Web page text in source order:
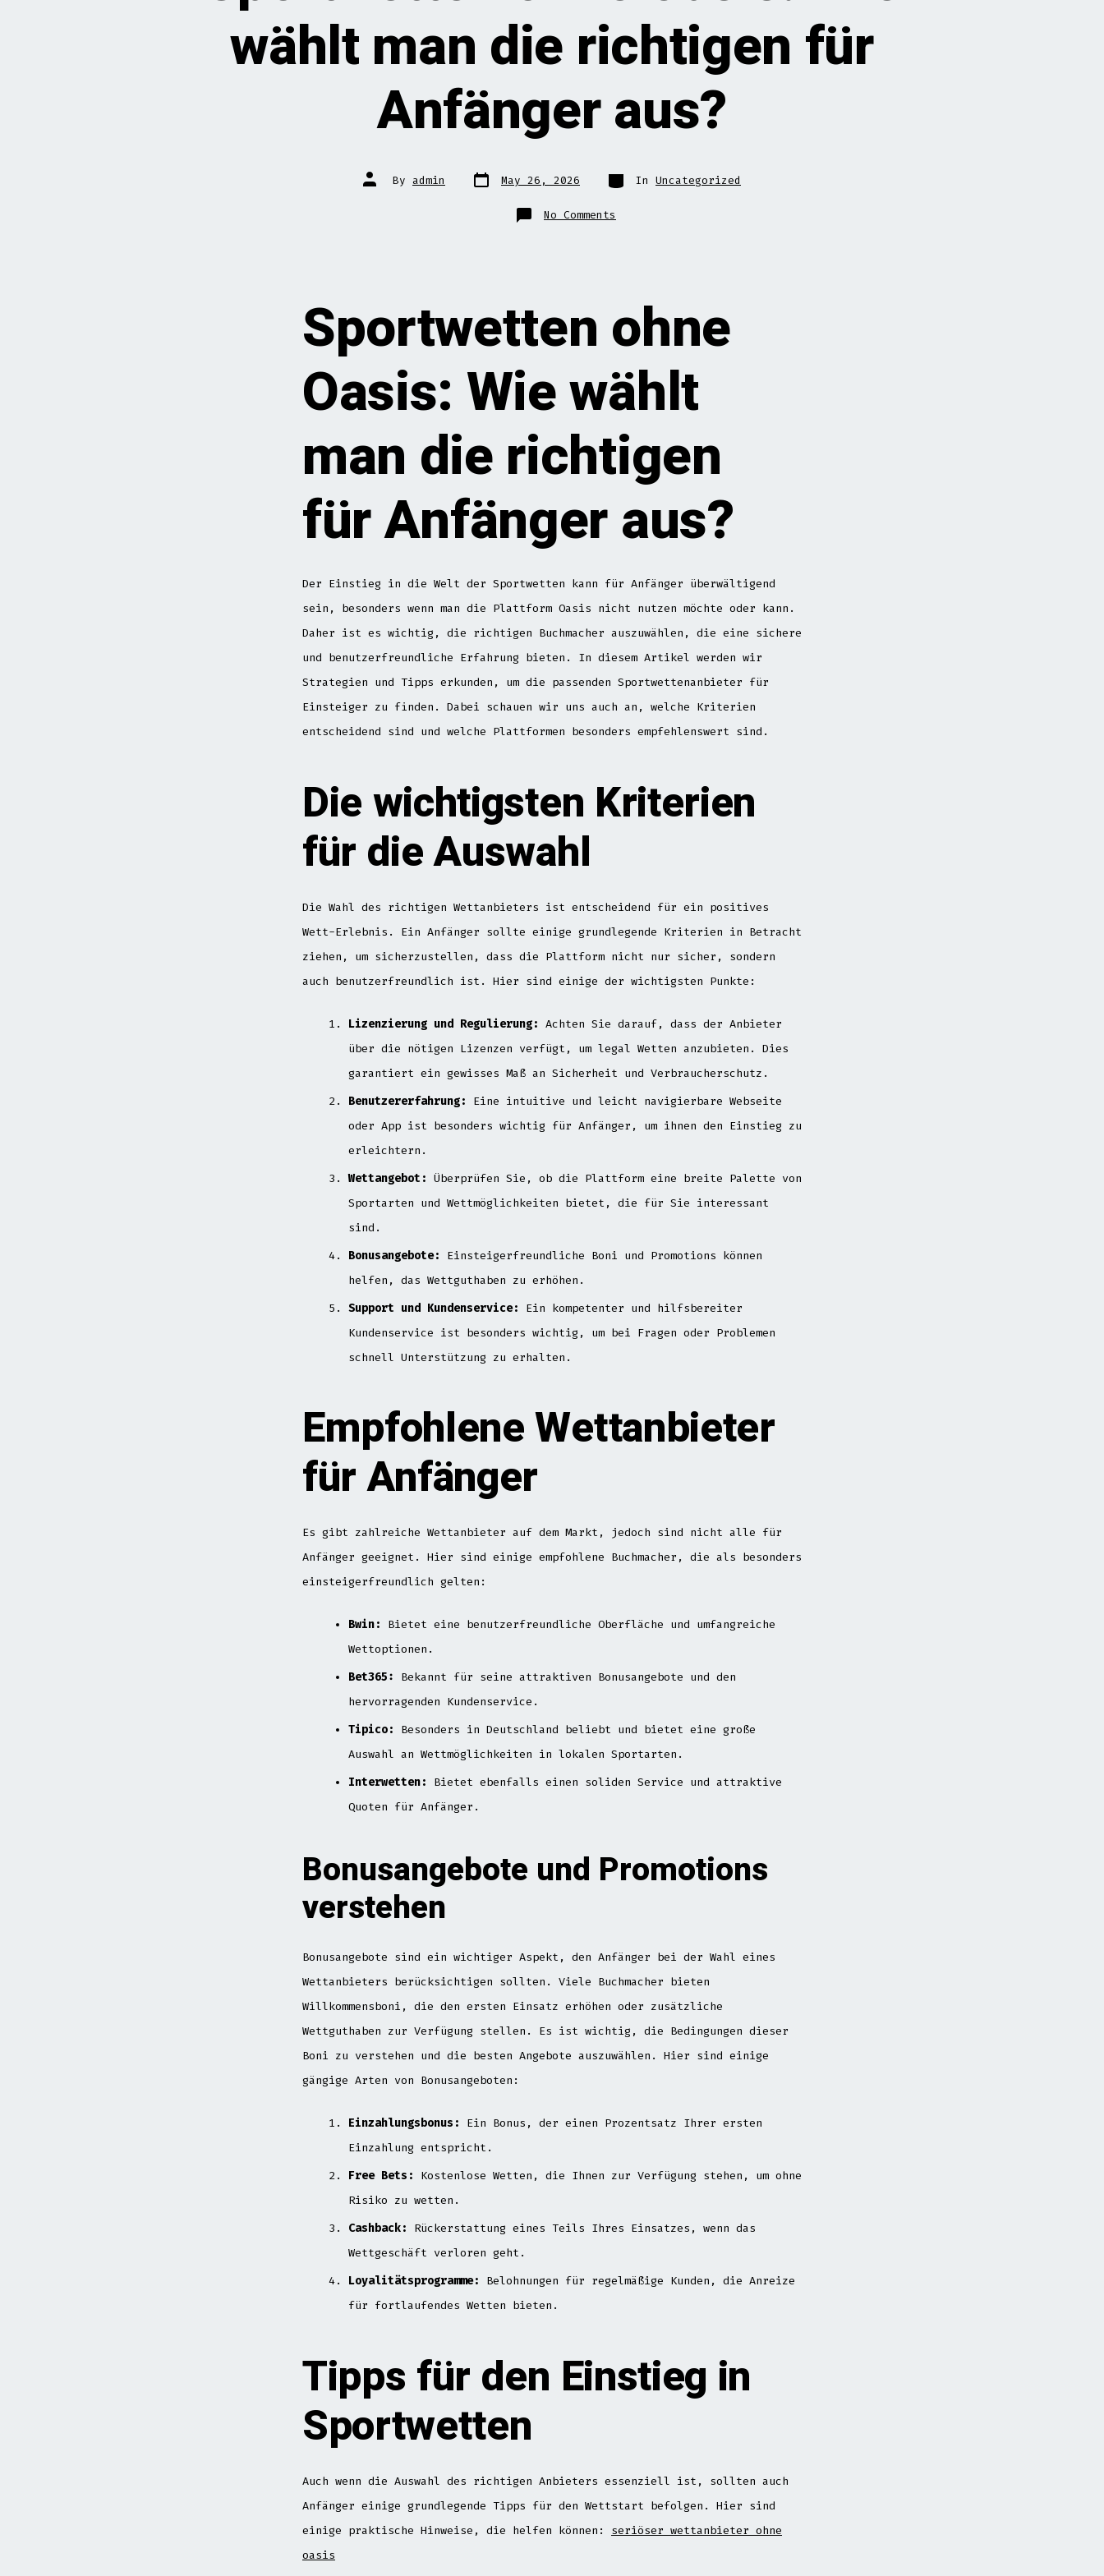
wählt man die richtigen für
Anfänger aus?
Post
author
By admin Post
date May 26, 2026 Categories
In Uncategorized
No Comments
Sportwetten
aus?
Sportwetten ohne
Oasis: Wie wählt
man die richtigen
für Anfänger aus?
Der Einstieg in die Welt der Sportwetten kann für Anfänger überwältigend
sein, besonders wenn man die Plattform Oasis nicht nutzen möchte oder kann.
Daher ist es wichtig, die richtigen Buchmacher auszuwählen, die eine sichere
und benutzerfreundliche Erfahrung bieten. In diesem Artikel werden wir
Strategien und Tipps erkunden, um die passenden Sportwettenanbieter für
Einsteiger zu finden. Dabei schauen wir uns auch an, welche Kriterien
entscheidend sind und welche Plattformen besonders empfehlenswert sind.
Die wichtigsten Kriterien
für die Auswahl
Die Wahl des richtigen Wettanbieters ist entscheidend für ein positives
Wett-Erlebnis. Ein Anfänger sollte einige grundlegende Kriterien in Betracht
ziehen, um sicherzustellen, dass die Plattform nicht nur sicher, sondern
auch benutzerfreundlich ist. Hier sind einige der wichtigsten Punkte:
Lizenzierung und Regulierung: Achten Sie darauf, dass der Anbieter
über die nötigen Lizenzen verfügt, um legal Wetten anzubieten. Dies
garantiert ein gewisses Maß an Sicherheit und Verbraucherschutz.
Benutzererfahrung:
Eine intuitive und leicht navigierbare Webseite
oder App ist besonders wichtig für Anfänger, um ihnen den Einstieg zu
erleichtern.
Wettangebot: Überprüfen Sie, ob die Plattform eine breite Palette von
Sportarten und Wettmöglichkeiten bietet, die für Sie interessant
sind.
Bonusangebote:
Einsteigerfreundliche Boni und Promotions können
helfen, das Wettguthaben zu erhöhen.
Support und Kundenservice:
Ein kompetenter und hilfsbereiter
Kundenservice ist besonders wichtig, um bei Fragen oder Problemen
schnell Unterstützung zu erhalten.
Empfohlene Wettanbieter
für Anfänger
Es gibt zahlreiche Wettanbieter auf dem Markt, jedoch sind nicht alle für
Anfänger geeignet. Hier sind einige empfohlene Buchmacher, die als besonders
einsteigerfreundlich gelten:
Bwin:
Bietet eine benutzerfreundliche Oberfläche und umfangreiche
Wettoptionen.
Bet365:
Bekannt für seine attraktiven Bonusangebote und den
hervorragenden Kundenservice.
Tipico:
Besonders in Deutschland beliebt und bietet eine große
Auswahl an Wettmöglichkeiten in lokalen Sportarten.
Interwetten:
Bietet ebenfalls einen soliden Service und attraktive
Quoten für Anfänger.
Bonusangebote und Promotions
verstehen
Bonusangebote sind ein wichtiger Aspekt, den Anfänger bei der Wahl eines
Wettanbieters berücksichtigen sollten. Viele Buchmacher bieten
Willkommensboni, die den ersten Einsatz erhöhen oder zusätzliche
Wettguthaben zur Verfügung stellen. Es ist wichtig, die Bedingungen dieser
Boni zu verstehen und die besten Angebote auszuwählen. Hier sind einige
gängige Arten von Bonusangeboten:
Einzahlungsbonus:
Ein Bonus, der einen Prozentsatz Ihrer ersten
Einzahlung entspricht.
Free Bets:
Kostenlose Wetten, die Ihnen zur Verfügung stehen, um ohne
Risiko zu wetten.
Cashback:
Rückerstattung eines Teils Ihres Einsatzes, wenn das
Wettgeschäft verloren geht.
Loyalitätsprogramme:
Belohnungen für regelmäßige Kunden, die Anreize
für fortlaufendes Wetten bieten.
Tipps für den Einstieg in
Sportwetten
Auch wenn die Auswahl des richtigen Anbieters essenziell ist, sollten auch
Anfänger einige grundlegende Tipps für den Wettstart befolgen. Hier sind
einige praktische Hinweise, die helfen können: seriöser wettanbieter ohne
oasis